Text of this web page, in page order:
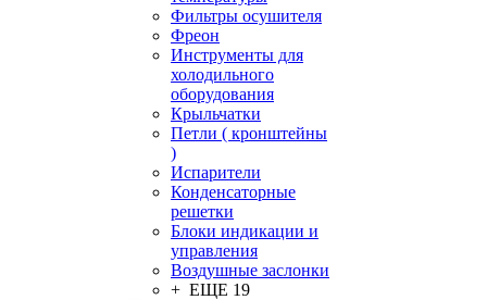
Фильтры осушителя
Фреон
Инструменты для
холодильного
оборудования
Крыльчатки
Петли ( кронштейны
)
Испарители
Конденсаторные
решетки
Блоки индикации и
управления
Воздушные заслонки
+ ЕЩЕ 19